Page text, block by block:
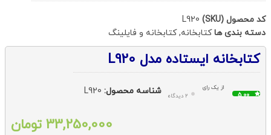
کد محصول (SKU)
L920
دسته بندی ها کتابخانه,کتابخانه و فایلینگ
کتابخانه ایستاده مدل L920
5.00
از یک رای
2 دیدگاه
شناسه محصول: L920
33,250,000 تومان